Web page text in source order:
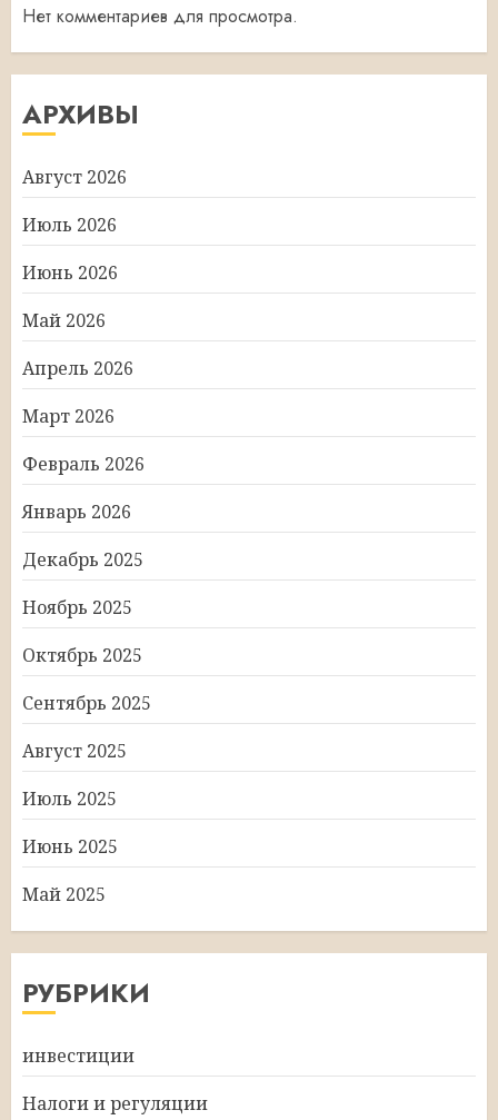
Нет комментариев для просмотра.
АРХИВЫ
Август 2026
Июль 2026
Июнь 2026
Май 2026
Апрель 2026
Март 2026
Февраль 2026
Январь 2026
Декабрь 2025
Ноябрь 2025
Октябрь 2025
Сентябрь 2025
Август 2025
Июль 2025
Июнь 2025
Май 2025
РУБРИКИ
инвестиции
Налоги и регуляции